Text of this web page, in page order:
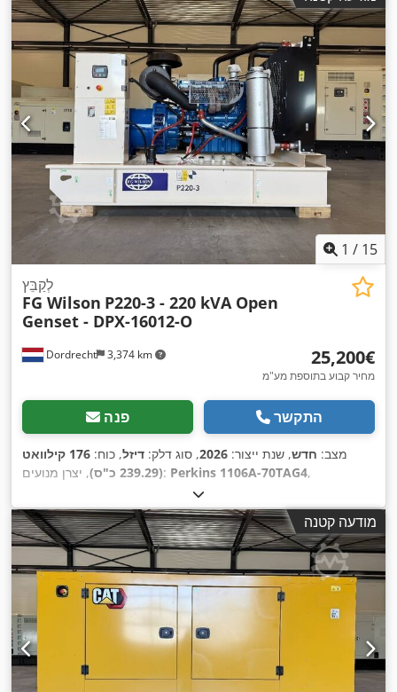
1 / 15
Dordrecht 3,374 km
לְקַבֵּץ
FG Wilson P220-3 - 220 kVA Open
Genset - DPX-16012-O
‏25,200 ‏€
מחיר קבוע בתוספת מע"מ
פנה התקשר
מצב: חדש, שנת ייצור: 2026, סוג דלק: דיזל, כוח:
176 קילוואט
(239.29 כ"ס), יצרן מנועים: Perkins 1106A-70TAG4,
מודעה קטנה